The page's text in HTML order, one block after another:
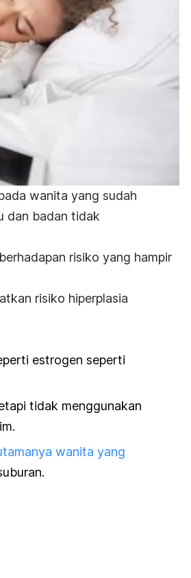
wanita yang sudah
dan badan tidak
risiko yang hampir
risiko hiperplasia
estrogen seperti
tidak menggunakan
wanita yang